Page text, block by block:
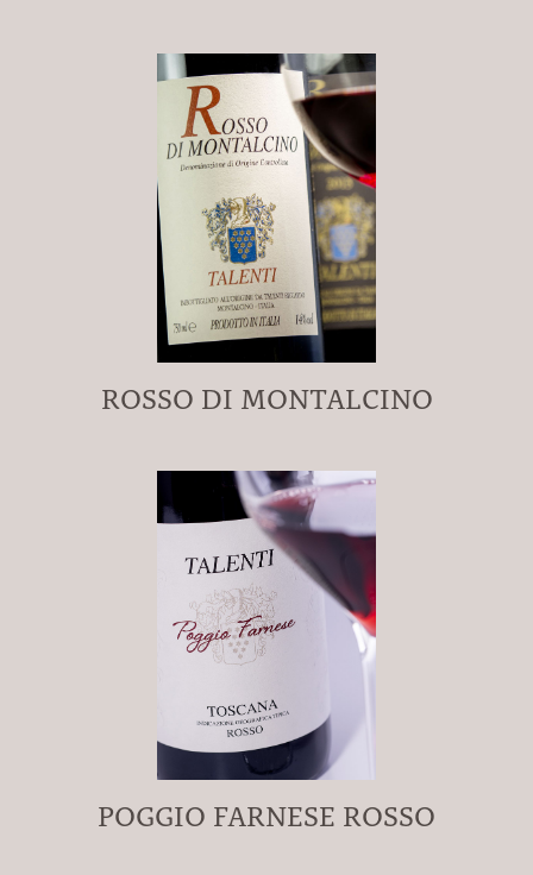
ROSSO DI MONTALCINO
POGGIO FARNESE ROSSO